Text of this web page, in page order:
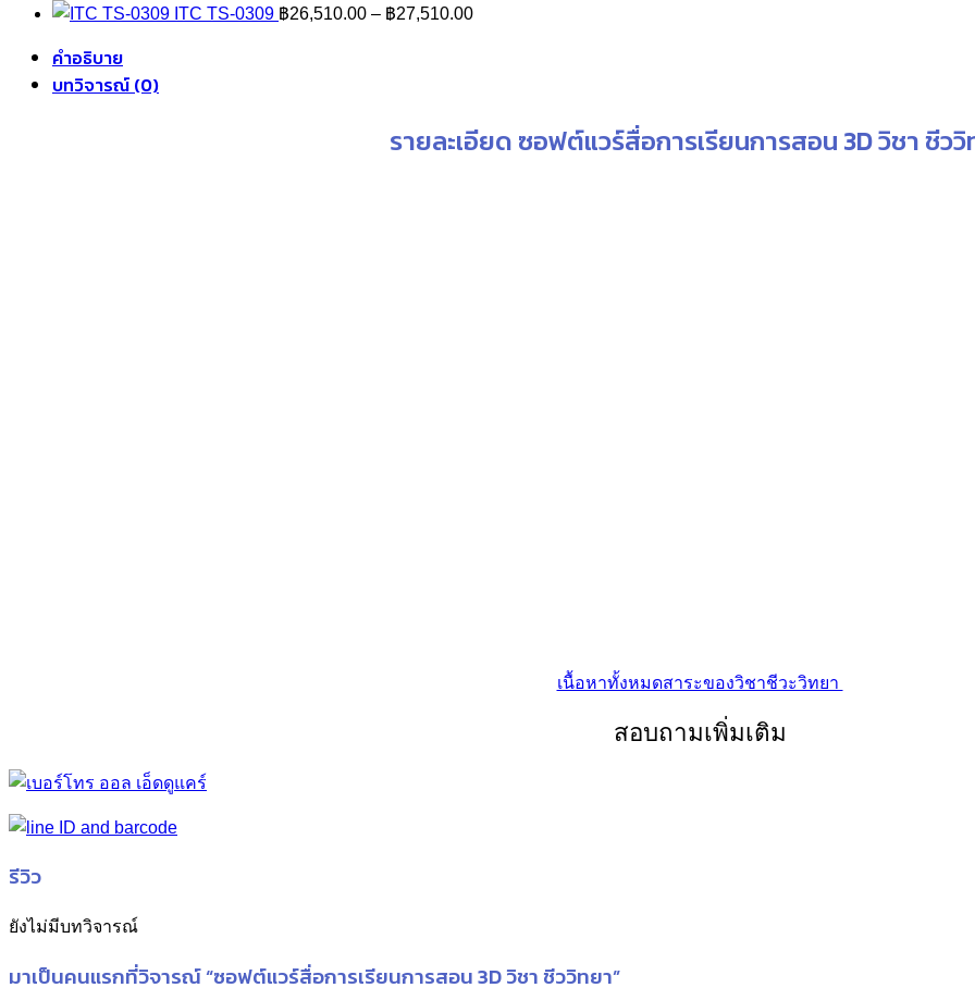
ITC TS-0309 ฿26,510.00 – ฿27,510.00Price
คำอธิบาย
บทวิจารณ์ (0)
รายละเอียด ซอฟต์แวร์สื่อการเรียนการสอน 3D วิชา ชีว
เนื้อหาทั้งหมดสาระของวิชาชีวะวิทยา
สอบถามเพิ่มเติม
รีวิว
ยังไม่มีบทวิจารณ์
มาเป็นคนแรกที่วิจารณ์ “ซอฟต์แวร์สื่อการเรียนการสอน 3D วิชา ชีววิทยา”